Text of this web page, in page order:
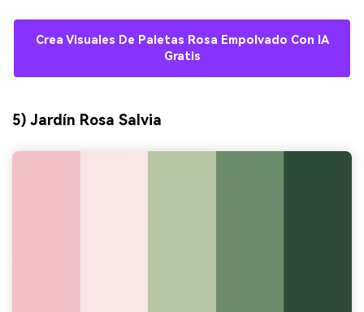
Crea Visuales De Paletas Rosa Empolvado Con IA
Gratis
5) Jardín Rosa Salvia